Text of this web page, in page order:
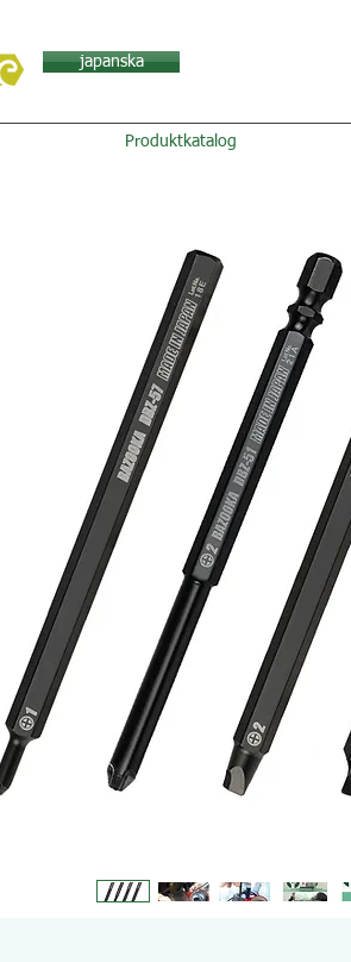
japanska
Produktkatalog